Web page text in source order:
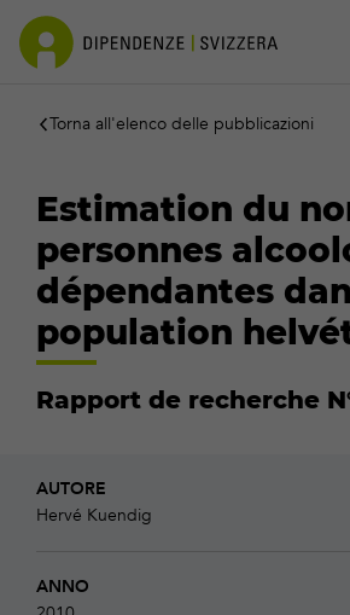
Torna all'elenco delle pubblicazioni
Estimation du
personnes
dépendantes
population
Rapport de recherche
AUTORE
Hervé Kuendig
ANNO